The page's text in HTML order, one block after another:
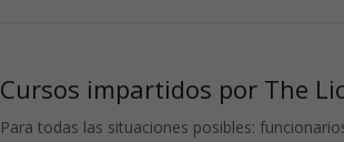
Cursos impartidos por The
Para todas las situaciones posibles: